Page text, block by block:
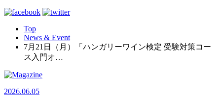
Top
News & Event
7月21日（月）「ハンガリーワイン検定 受験対策コー
ス入門オ…
2026.06.05